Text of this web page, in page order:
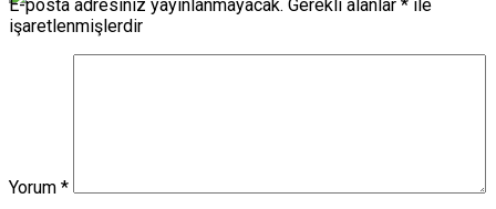
E-posta adresiniz yayınlanmayacak. Gerekli alanlar * ile
işaretlenmişlerdir
Yorum *